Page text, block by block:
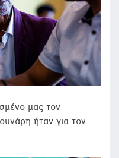
μας τον
ήταν για τον